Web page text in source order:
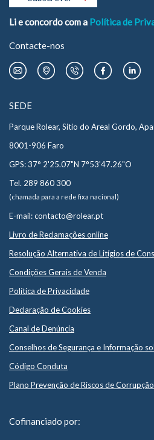
Li e concordo com a Política de
Contacte-nos
SEDE
Parque Rolear, Sitio do Areal Gordo,
8001-906 Faro
GPS: 37° 2'25.07"N 7°53'47.26"O
Tel. 289 860 300
(chamada para a rede fixa nacional)
E-mail: contacto@rolear.pt
Livro de Reclamações online
Resolução Alternativa de Litígios de
Condições Gerais de Venda
Política de Privacidade
Declaração de Cookies
Canal de Denúncia
Conselhos de Segurança e Informação
Código Conduta
Plano Prevenção de Riscos de
Cofinanciado por: